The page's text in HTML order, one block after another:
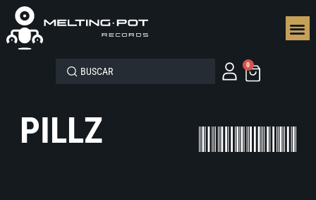
0
PILLZ